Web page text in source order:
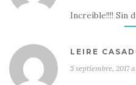
Increíble!!!! Sin
LEIRE
5 septiembre, 2017